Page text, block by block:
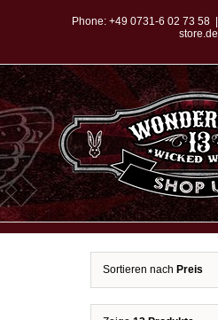
springen
Phone: +49 0731-6 02 73 58
store.de
Sortieren nach Preis